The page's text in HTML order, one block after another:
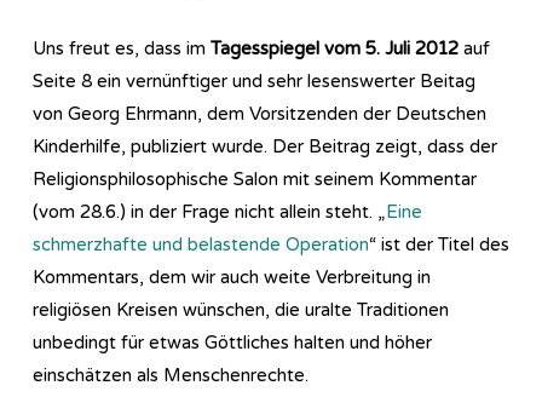
Uns freut es, dass im Tagesspiegel vom 5. Juli 2012 auf
Seite 8 ein vernünftiger und sehr lesenswerter Beitag
von Georg Ehrmann, dem Vorsitzenden der Deutschen
Kinderhilfe, publiziert wurde. Der Beitrag zeigt, dass der
Religionsphilosophische Salon mit seinem Kommentar
(vom 28.6.) in der Frage nicht allein steht. „Eine
schmerzhafte und belastende Operation“ ist der Titel des
Kommentars, dem wir auch weite Verbreitung in
religiösen Kreisen wünschen, die uralte Traditionen
unbedingt für etwas Göttliches halten und höher
einschätzen als Menschenrechte.